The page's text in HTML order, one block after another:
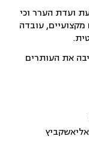
ועדת הערר וכי
עובדה
את העותרים